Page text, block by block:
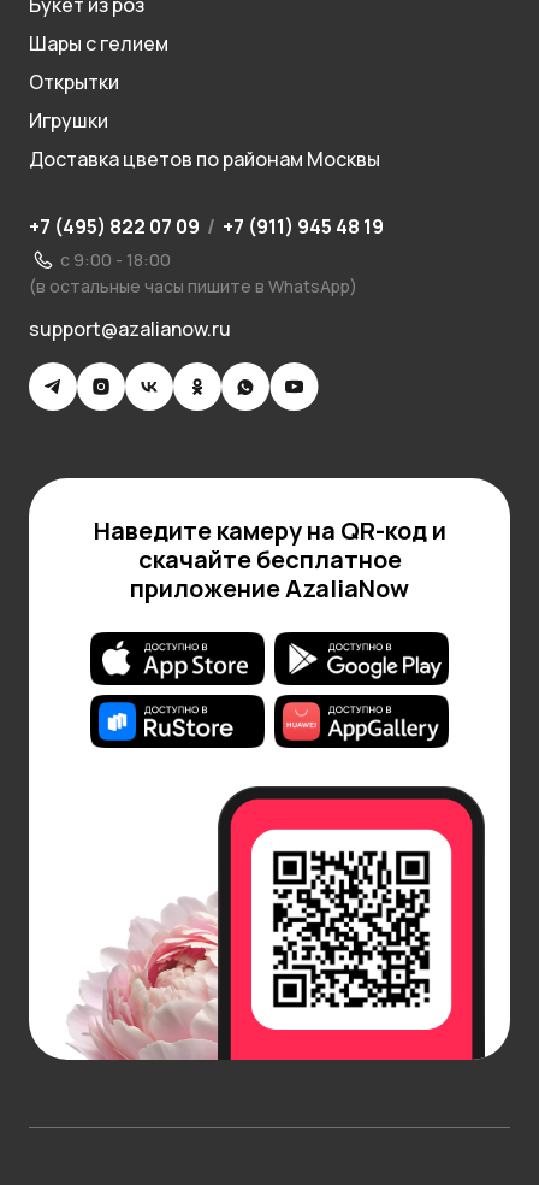
Шары с гелием
Открытки
Игрушки
Доставка цветов по районам Москвы
+7 (495) 822 07 09 / +7 (911) 945 48 19
с 9:00 - 18:00
(в остальные часы пишите в WhatsApp)
support@azalianow.ru
Наведите камеру на QR-код и
скачайте бесплатное
приложение AzaliaNow